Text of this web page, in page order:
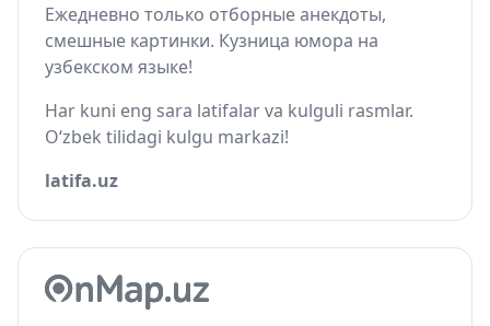
Ежедневно только отборные анекдоты,
смешные картинки. Кузница юмора на
узбекском языке!
Har kuni eng sara latifalar va kulguli rasmlar.
O‘zbek tilidagi kulgu markazi!
latifa.uz